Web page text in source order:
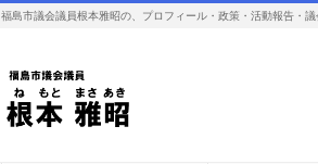
福島市議会議員根本雅昭の、プロフィール・政策・活動報告・議